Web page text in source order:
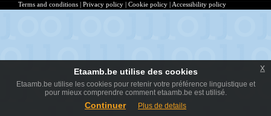
Terms and conditions | Privacy policy | Cookie policy | Accessibility policy
Etaamb.be utilise des cookies
Etaamb.be utilise les cookies pour retenir votre préférence linguistique et
pour mieux comprendre comment etaamb.be est utilisé.
Continuer Plus de details
x